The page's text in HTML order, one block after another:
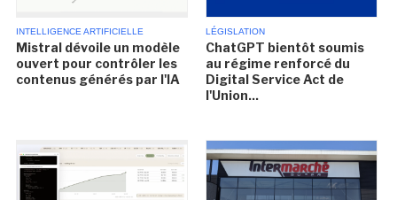
INTELLIGENCE ARTIFICIELLE
Mistral dévoile un modèle
ouvert pour contrôler les
contenus générés par l'IA
LÉGISLATION
ChatGPT bientôt soumis
au régime renforcé du
Digital Service Act de
l'Union...